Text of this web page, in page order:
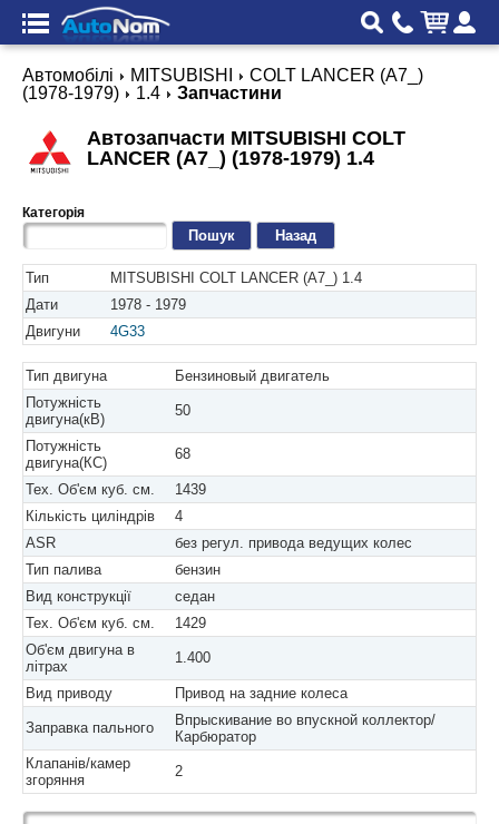
Автомобілі MITSUBISHI
COLT LANCER (A7_)
(1978-1979)
1.4 Запчастини
Автозапчасти MITSUBISHI COLT
LANCER (A7_) (1978-1979) 1.4
Категорія
Назад
Тип
MITSUBISHI COLT LANCER (A7_) 1.4
Дати
1978 - 1979
Двигуни
4G33
Тип двигуна
Бензиновый двигатель
Потужність
двигуна(кВ)
50
Потужність
двигуна(КС)
68
Тех. Об'єм куб. см.
1439
Кількість циліндрів
4
ASR
без регул. привода ведущих колес
Тип палива
бензин
Вид конструкції
седан
Тех. Об'єм куб. см.
1429
Об'єм двигуна в
літрах
1.400
Вид приводу Привод на задние колеса
Заправка пального
Впрыскивание во впускной коллектор/
Карбюратор
Клапанів/камер
згоряння
2